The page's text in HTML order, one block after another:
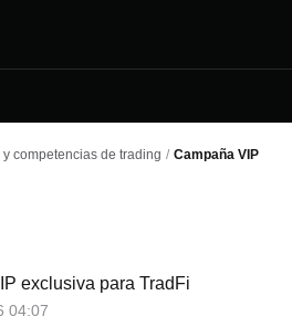
y competencias de trading / Campaña VIP
exclusiva para TradFi
04:07